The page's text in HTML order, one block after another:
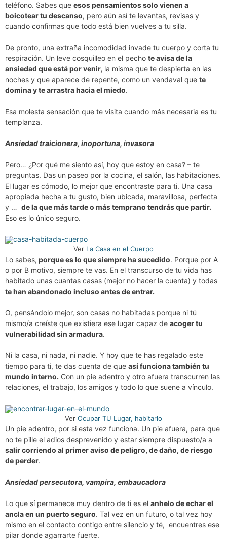
teléfono. Sabes que esos pensamientos solo vienen a
boicotear tu descanso, pero aún así te levantas, revisas y
cuando confirmas que todo está bien vuelves a tu silla.
De pronto, una extraña incomodidad invade tu cuerpo y corta tu
respiración. Un leve cosquilleo en el pecho te avisa de la
ansiedad que está por venir, la misma que te despierta en las
noches y que aparece de repente, como un vendaval que te
domina y te arrastra hacia el miedo.
Esa molesta sensación que te visita cuando más necesaria es tu
templanza.
Ansiedad traicionera, inoportuna, invasora
Pero… ¿Por qué me siento así, hoy que estoy en casa? – te
preguntas. Das un paseo por la cocina, el salón, las habitaciones.
El lugar es cómodo, lo mejor que encontraste para ti. Una casa
apropiada hecha a tu gusto, bien ubicada, maravillosa, perfecta
y … de la que más tarde o más temprano tendrás que partir.
Eso es lo único seguro.
Ver La Casa en el Cuerpo
Lo sabes, porque es lo que siempre ha sucedido. Porque por A
o por B motivo, siempre te vas. En el transcurso de tu vida has
habitado unas cuantas casas (mejor no hacer la cuenta) y todas
te han abandonado incluso antes de entrar.
O, pensándolo mejor, son casas no habitadas porque ni tú
mismo/a creíste que existiera ese lugar capaz de acoger tu
vulnerabilidad sin armadura.
Ni la casa, ni nada, ni nadie. Y hoy que te has regalado este
tiempo para ti, te das cuenta de que así funciona también tu
mundo interno. Con un pie adentro y otro afuera transcurren las
relaciones, el trabajo, los amigos y todo lo que suene a vínculo.
Ver Ocupar TU Lugar, habitarlo
Un pie adentro, por si esta vez funciona. Un pie afuera, para que
no te pille el adios desprevenido y estar siempre dispuesto/a a
salir corriendo al primer aviso de peligro, de daño, de riesgo
de perder.
Ansiedad persecutora, vampira, embaucadora
Lo que sí permanece muy dentro de ti es el anhelo de echar el
ancla en un puerto seguro. Tal vez en un futuro, o tal vez hoy
mismo en el contacto contigo entre silencio y té, encuentres ese
pilar donde agarrarte fuerte.